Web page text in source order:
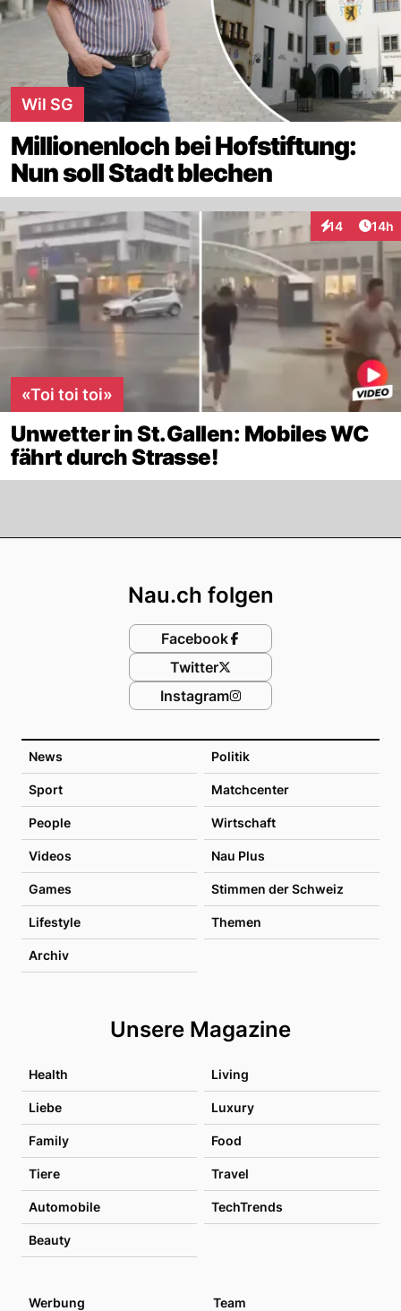
Wil SG
Millionenloch bei Hofstiftung:
Nun soll Stadt blechen
14
Interaktionen
14h
«Toi toi toi»
Unwetter in St.Gallen: Mobiles WC
fährt durch Strasse!
News Politik
Sport Matchcenter
People Wirtschaft
Videos Nau Plus
Games Stimmen der Schweiz
Lifestyle Themen
Archiv
Unsere Magazine
Health Living
Liebe Luxury
Family Food
Tiere Travel
Automobile TechTrends
Beauty
Nau.ch folgen
Facebook
Twitter
Instagram
Werbung Team